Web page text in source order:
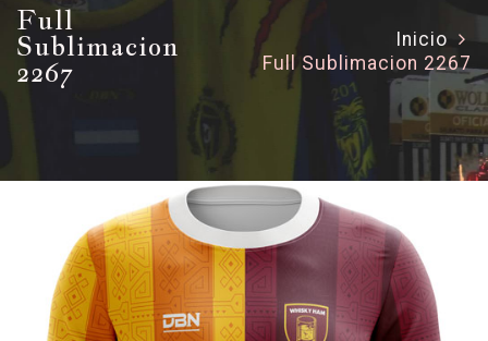
Full
Sublimacion
2267
Inicio
Full Sublimacion 2267